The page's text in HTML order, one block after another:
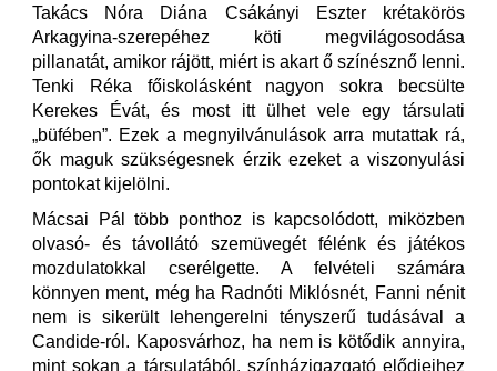
Takács Nóra Diána Csákányi Eszter krétakörös
Arkagyina-szerepéhez köti megvilágosodása
pillanatát, amikor rájött, miért is akart ő színésznő lenni.
Tenki Réka főiskolásként nagyon sokra becsülte
Kerekes Évát, és most itt ülhet vele egy társulati
„büfében”. Ezek a megnyilvánulások arra mutattak rá,
ők maguk szükségesnek érzik ezeket a viszonyulási
pontokat kijelölni.
Mácsai Pál több ponthoz is kapcsolódott, miközben
olvasó- és távollátó szemüvegét félénk és játékos
mozdulatokkal cserélgette. A felvételi számára
könnyen ment, még ha Radnóti Miklósnét, Fanni nénit
nem is sikerült lehengerelni tényszerű tudásával a
Candide-ról. Kaposvárhoz, ha nem is kötődik annyira,
mint sokan a társulatából, színházigazgató elődjeihez